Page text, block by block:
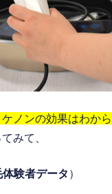
ノンの効果はわから
みて、
体験者データ ）